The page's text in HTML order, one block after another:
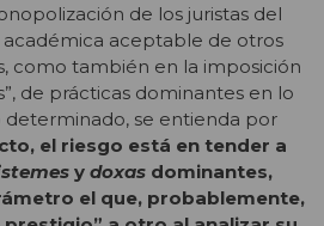
de los juristas del
aceptable de otros
como también en la imposición
de prácticas dominantes en lo
se entienda por
el riesgo está en tender a
y doxas dominantes,
el que, probablemente,